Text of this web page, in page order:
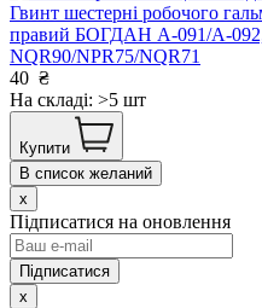
Гвинт шестерні робочого
правий БОГДАН А-091/А-
NQR90/NPR75/NQR71
40 ₴
На складі: >5 шт
Купити
В список желаний
x
Підписатися на оновлення
x